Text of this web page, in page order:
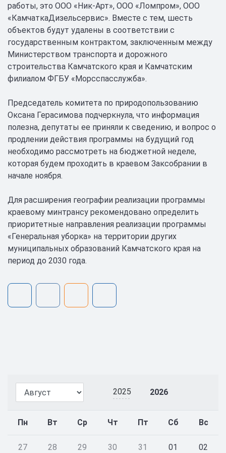
2025 2026
Пн Вт Ср Чт Пт Сб Вс
27 28 29 30 31 01 02
работы, это ООО «Ник-Арт», ООО «Ломпром», ООО
«КамчаткаДизельсервис». Вместе с тем, шесть
объектов будут удалены в соответствии с
государственным контрактом, заключенным между
Министерством транспорта и дорожного
строительства Камчатского края и Камчатским
филиалом ФГБУ «Морсспасслужба».
Председатель комитета по природопользованию
Оксана Герасимова подчеркнула, что информация
полезна, депутаты ее приняли к сведению, и вопрос о
продлении действия программы на будущий год
необходимо рассмотреть на бюджетной неделе,
которая будем проходить в краевом Заксобрании в
начале ноября.
Для расширения географии реализации программы
краевому минтрансу рекомендовано определить
приоритетные направления реализации программы
«Генеральная уборка» на территории других
муниципальных образований Камчатского края на
период до 2030 года.